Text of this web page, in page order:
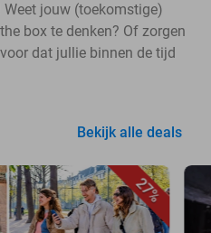
jouw (toekomstige)
box te denken? Of zorgen
dat jullie binnen de tijd
Bekijk alle deals
27%